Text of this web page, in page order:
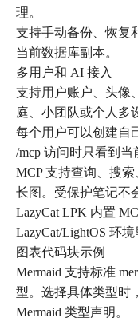
理。
支持手动备份、恢复
当前数据库副本。
多用户和 AI 接入
支持用户账户、头像
庭、小团队或个人多
每个用户可以创建自
/mcp 访问时只看到当
MCP 支持查询、搜
长图。受保护笔记不
LazyCat LPK 内置
LazyCat/LightOS 环境
图表代码块示例
Mermaid 支持标准
型。选择具体类型时
Mermaid 类型声明。